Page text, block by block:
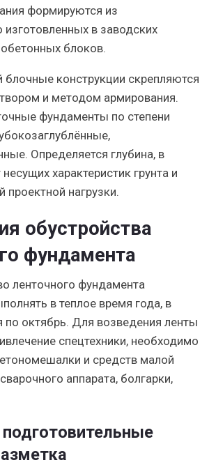
формируются из
изготовленных в заводских
блоков.
блочные конструкции скрепляются
и методом армирования.
фундаменты по степени
Определяется глубина, в
характеристик грунта и
проектной нагрузки.
обустройства
фундамента
ленточного фундамента
в теплое время года, в
по октябрь. Для возведения ленты
спецтехники, необходимо
и средств малой
аппарата, болгарки,